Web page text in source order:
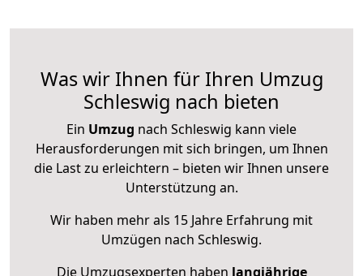
Was wir Ihnen für Ihren Umzug
Schleswig nach bieten
Ein Umzug nach Schleswig kann viele
Herausforderungen mit sich bringen, um Ihnen
die Last zu erleichtern – bieten wir Ihnen unsere
Unterstützung an.
Wir haben mehr als 15 Jahre Erfahrung mit
Umzügen nach Schleswig.
Die Umzugsexperten haben langjährige